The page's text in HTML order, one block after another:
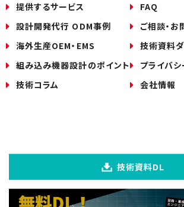
提供するサービス
設計開発代行 ODM事例
海外生産OEM・EMS
組み込み機器設計のポイント
技術コラム
FAQ
ご相談・お
技術資料
プライバ
会社情報
技術資料DL